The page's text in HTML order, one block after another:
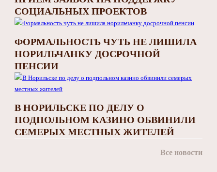
СОЦИАЛЬНЫХ ПРОЕКТОВ
ФОРМАЛЬНОСТЬ ЧУТЬ НЕ ЛИШИЛА
НОРИЛЬЧАНКУ ДОСРОЧНОЙ
ПЕНСИИ
В НОРИЛЬСКЕ ПО ДЕЛУ О
ПОДПОЛЬНОМ КАЗИНО ОБВИНИЛИ
СЕМЕРЫХ МЕСТНЫХ ЖИТЕЛЕЙ
Все новости